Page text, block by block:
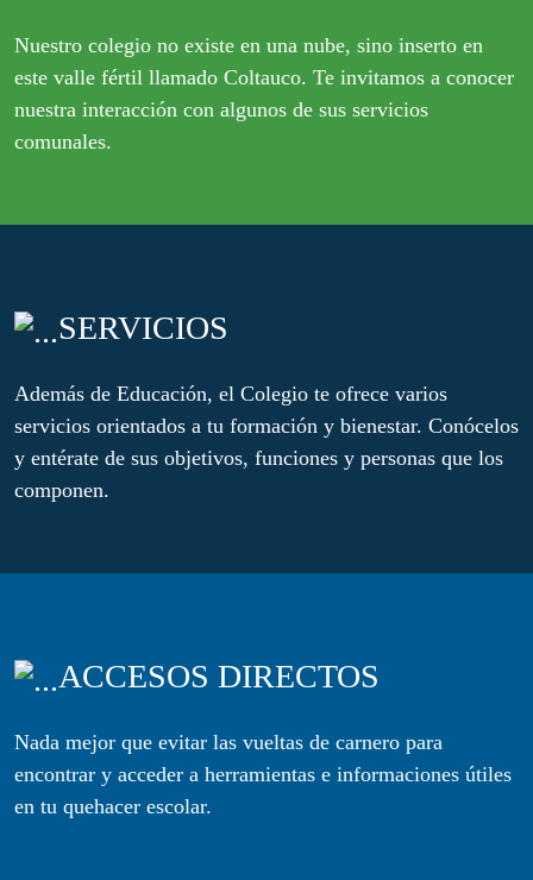
Nuestro colegio no existe en una nube, sino inserto en
este valle fértil llamado Coltauco. Te invitamos a conocer
nuestra interacción con algunos de sus servicios
comunales.
SERVICIOS
Además de Educación, el Colegio te ofrece varios
servicios orientados a tu formación y bienestar. Conócelos
y entérate de sus objetivos, funciones y personas que los
componen.
ACCESOS DIRECTOS
Nada mejor que evitar las vueltas de carnero para
encontrar y acceder a herramientas e informaciones útiles
en tu quehacer escolar.